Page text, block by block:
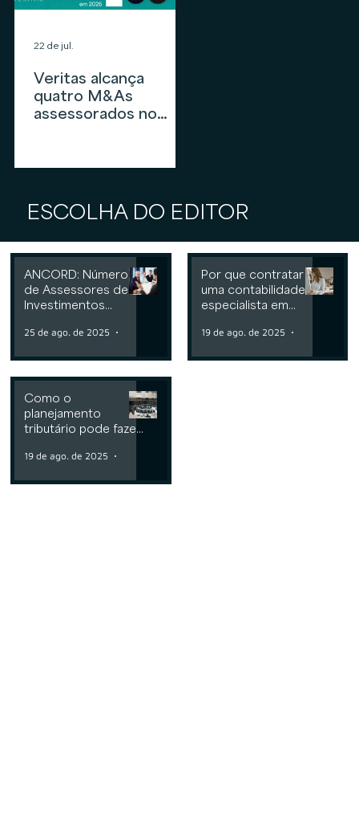
Veritas alcança
quatro M&As
assessorados no
investimentos em
22 de jul.
ESCOLHA DO EDITOR
ANCORD: Número
de Assessores de
Investimentos
últimos 12 meses
25 de ago. de 2025
Por que contratar
uma contabilidade
especialista em
investimentos
19 de ago. de 2025
Como o
planejamento
tributário pode fazer
Consultorias ou
19 de ago. de 2025